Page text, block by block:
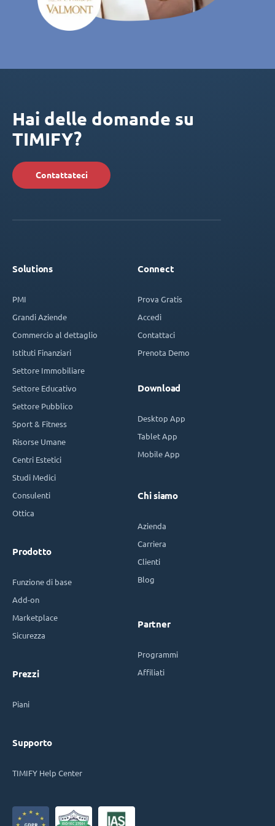
Hai delle domande su
TIMIFY?
Contattateci
Solutions
PMI
Grandi Aziende
Commercio al dettaglio
Istituti Finanziari
Settore Immobiliare
Settore Educativo
Settore Pubblico
Sport & Fitness
Risorse Umane
Centri Estetici
Studi Medici
Consulenti
Ottica
Prodotto
Funzione di base
Add-on
Marketplace
Sicurezza
Prezzi
Piani
Supporto
TIMIFY Help Center
Connect
Prova Gratis
Accedi
Contattaci
Prenota Demo
Download
Desktop App
Tablet App
Mobile App
Chi siamo
Azienda
Carriera
Clienti
Blog
Partner
Programmi
Affiliati